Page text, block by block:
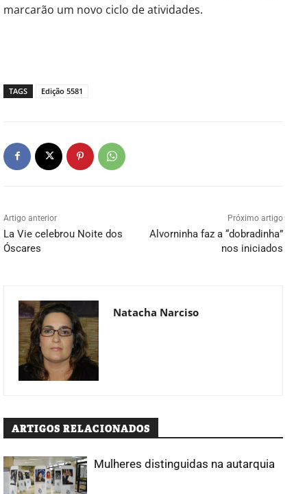
marcarão um novo ciclo de atividades.
TAGS Edição 5581
Artigo anterior
La Vie celebrou Noite dos
Óscares
Próximo artigo
Alvorninha faz a “dobradinha”
nos iniciados
Natacha Narciso
ARTIGOS RELACIONADOS
Mulheres distinguidas na autarquia